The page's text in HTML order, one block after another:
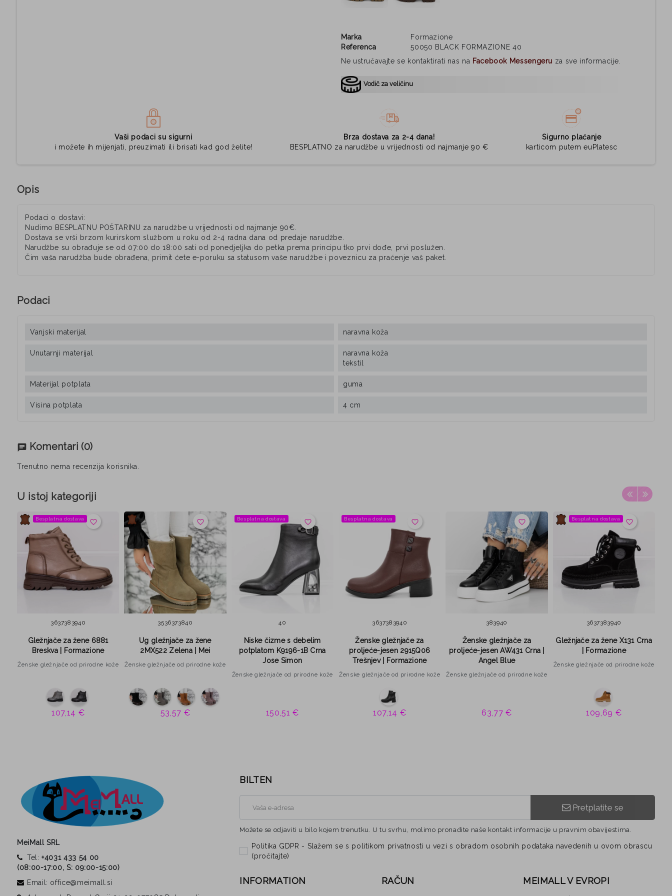
Marka
Formazione
Referenca
50050 BLACK FORMAZIONE 40
Ne ustručavajte se kontaktirati nas na Facebook Messengeru za sve informacije.
Vodič za veličinu
Vaši podaci su sigurni
i možete ih mijenjati, preuzimati ili brisati kad god želite!
Brza dostava za 2-4 dana!
BESPLATNO za narudžbe u vrijednosti od najmanje 90 €
Sigurno plaćanje
karticom putem euPlatesc
Opis
Podaci o dostavi:
Nudimo BESPLATNU POŠTARINU za narudžbe u vrijednosti od najmanje 90€.
Dostava se vrši brzom kurirskom službom u roku od 2-4 radna dana od predaje narudžbe.
Narudžbe su obrađuje se od 07:00 do 18:00 sati od ponedjeljka do petka prema principu tko prvi dođe, prvi poslužen.
Čim vaša narudžba bude obrađena, primit ćete e-poruku sa statusom vaše narudžbe i poveznicu za praćenje vaš paket.
Podaci
Vanjski materijal naravna koža
Unutarnji materijal
naravna koža
tekstil
Materijal potplata guma
Visina potplata 4 cm
chat Komentari (0)
Trenutno nema recenzija korisnika.
U istoj kategoriji
favorite_border
Besplatna dostava
363738 3940
Gležnjače za žene 6881
Breskva | Formazione
Ženske gležnjače od prirodne kože
107,14 €
favorite_border
3536373840
Ug gležnjače za žene
2MX522 Zelena | Mei
Ženske gležnjače od prirodne kože
53,57 €
favorite_border
Besplatna dostava
40
Niske čizme s debelim
potplatom K9196-1B Crna
Jose Simon
Ženske gležnjače od prirodne kože
150,51 €
favorite_border
Besplatna dostava
363738 3940
Ženske gležnjače za
proljeće-jesen 2915Q06
Trešnjev | Formazione
Ženske gležnjače od prirodne kože
107,14 €
favorite_border
383940
Ženske gležnjače za
proljeće-jesen AW431 Crna |
Angel Blue
Ženske gležnjače od prirodne kože
63,77 €
favorite_border
Besplatna dostava
3637383940
Gležnjače za žene X131 Crna
| Formazione
Ženske gležnjače od prirodne kože
109,69 €
MeiMall SRL
Tel:+4031 433 54 00
(08:00-17:00, S: 09:00-15:00)
Email: office@meimall.si
BILTEN
Pretplatite se
Možete se odjaviti u bilo kojem trenutku. U tu svrhu, molimo pronađite naše kontakt informacije u pravnim obavijestima.
Politika GDPR - Slažem se s politikom privatnosti u vezi s obradom osobnih podataka navedenih u ovom obrascu
(pročitajte)
INFORMATION RAČUN MEIMALL V EVROPI